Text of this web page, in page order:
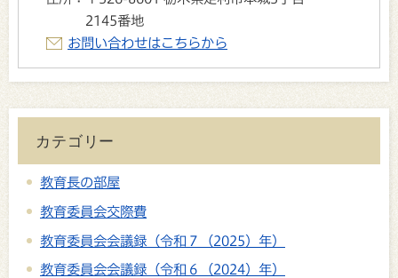
2145番地
お問い合わせはこちらから
カテゴリー
教育長の部屋
教育委員会交際費
教育委員会会議録（令和７（2025）年）
教育委員会会議録（令和６（2024）年）